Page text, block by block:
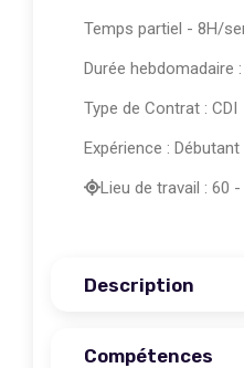
Temps partiel - 8H/
Durée hebdomadaire
Type de Contrat : CDI
Expérience :
Lieu de travail : 60 -
Description
Compétences